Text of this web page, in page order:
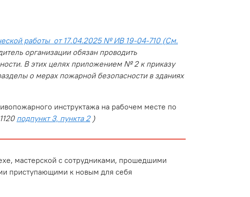
работы от 17.04.2025 № ИВ 19-04-710 (См.
организации обязан проводить
В этих целях приложением № 2 к приказу
о мерах пожарной безопасности в зданиях
инструктажа на рабочем месте по
подпункт 3, пункта 2)
мастерской с сотрудниками, прошедшими
приступающими к новым для себя